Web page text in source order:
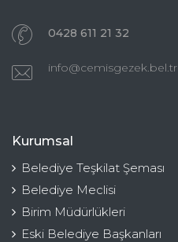
0428 611 21 32
info@cemisgezek.bel.tr
Kurumsal
Belediye Teşkilat Şeması
Belediye Meclisi
Birim Müdürlükleri
Eski Belediye Başkanları